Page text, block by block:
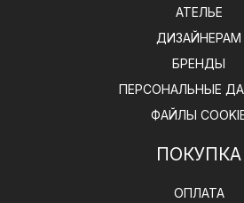
АТЕЛЬЕ
ДИЗАЙНЕРАМ
БРЕНДЫ
ПЕРСОНАЛЬНЫЕ
ФАЙЛЫ
ПОКУПКА
ОПЛАТА